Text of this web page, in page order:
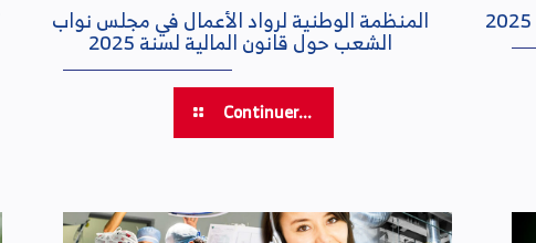
المنظمة الوطنية لرواد الأعمال في مجلس نواب
الشعب حول قانون المالية لسنة 2025
Continuer...